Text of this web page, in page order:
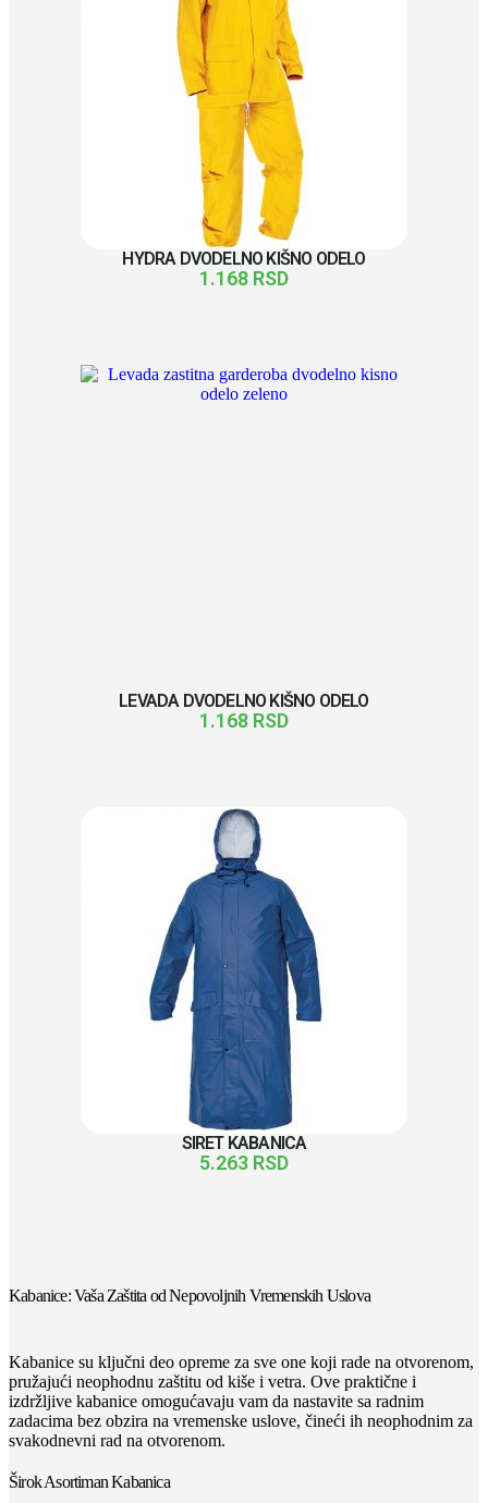
HYDRA DVODELNO KIŠNO ODELO
1.168 RSD
LEVADA DVODELNO KIŠNO ODELO
1.168 RSD
SIRET KABANICA
5.263 RSD
Kabanice: Vaša Zaštita od Nepovoljnih Vremenskih Uslova
Kabanice su ključni deo opreme za sve one koji rade na otvorenom,
pružajući neophodnu zaštitu od kiše i vetra. Ove praktične i
izdržljive kabanice omogućavaju vam da nastavite sa radnim
zadacima bez obzira na vremenske uslove, čineći ih neophodnim za
svakodnevni rad na otvorenom.
Širok Asortiman Kabanica